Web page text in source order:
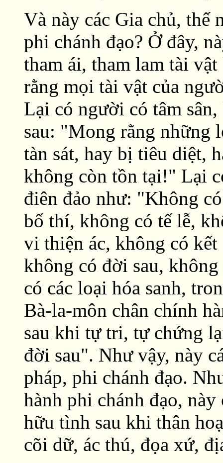
Và này các Gia chủ, thế
phi chánh đạo? Ở đây,
tham ái, tham lam tài
rằng mọi tài vật của
Lại có người có tâm
sau: "Mong rằng những
tàn sát, hay bị tiêu diệt,
không còn tồn tại!" Lại
điên đảo như: "Không
bố thí, không có tế lễ,
vi thiện ác, không có
không có đời sau,
có các loại hóa sanh,
Bà-la-môn chân chính
sau khi tự tri, tự chứng
đời sau". Như vậy, này
pháp, phi chánh đạo.
hành phi chánh đạo,
hữu tình sau khi thân
cõi dữ, ác thú, đọa xứ,